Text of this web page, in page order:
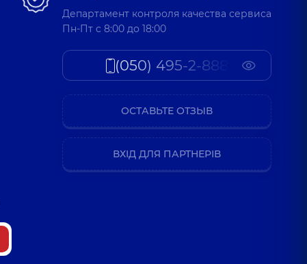
Департамент контроля качества сервиса
Пн-Пт c 8:00 до 18:00
(050) 495-2-888
ОСТАВЬТЕ ОТЗЫВ
ВХІД ДЛЯ ПАРТНЕРІВ